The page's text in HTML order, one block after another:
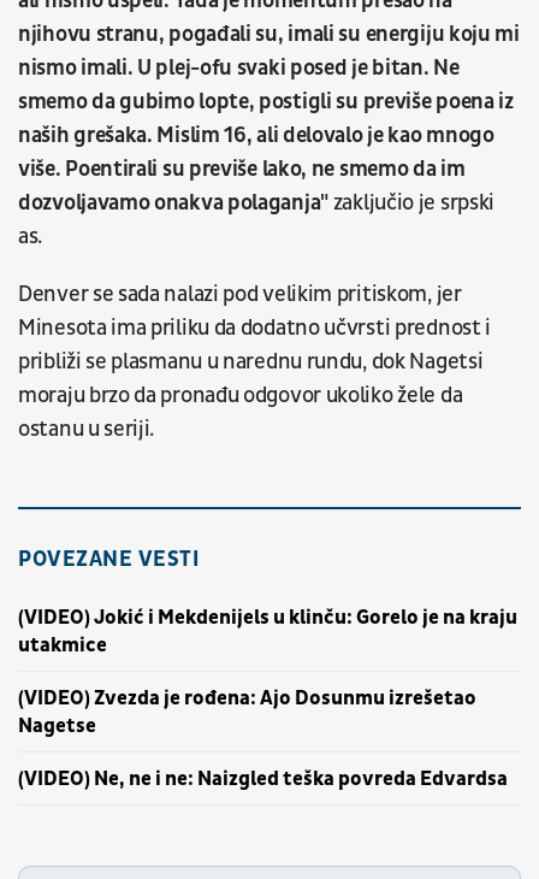
njihovu stranu, pogađali su, imali su energiju koju mi
nismo imali. U plej-ofu svaki posed je bitan. Ne
smemo da gubimo lopte, postigli su previše poena iz
naših grešaka. Mislim 16, ali delovalo je kao mnogo
više. Poentirali su previše lako, ne smemo da im
dozvoljavamo onakva polaganja"zaključio je srpski
as.
Denver se sada nalazi pod velikim pritiskom, jer
Minesota ima priliku da dodatno učvrsti prednost i
približi se plasmanu u narednu rundu, dok Nagetsi
moraju brzo da pronađu odgovor ukoliko žele da
ostanu u seriji.
POVEZANE VESTI
(VIDEO) Jokić i Mekdenijels u klinču: Gorelo je na kraju
utakmice
(VIDEO) Zvezda je rođena: Ajo Dosunmu izrešetao
Nagetse
(VIDEO) Ne, ne i ne: Naizgled teška povreda Edvardsa